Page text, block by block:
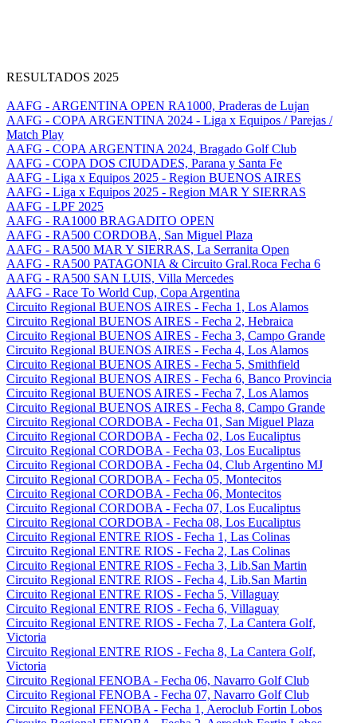
RESULTADOS 2025
AAFG - ARGENTINA OPEN RA1000, Praderas de Lujan
AAFG - COPA ARGENTINA 2024 - Liga x Equipos / Parejas /
Match Play
AAFG - COPA ARGENTINA 2024, Bragado Golf Club
AAFG - COPA DOS CIUDADES, Parana y Santa Fe
AAFG - Liga x Equipos 2025 - Region BUENOS AIRES
AAFG - Liga x Equipos 2025 - Region MAR Y SIERRAS
AAFG - LPF 2025
AAFG - RA1000 BRAGADITO OPEN
AAFG - RA500 CORDOBA, San Miguel Plaza
AAFG - RA500 MAR Y SIERRAS, La Serranita Open
AAFG - RA500 PATAGONIA & Circuito Gral.Roca Fecha 6
AAFG - RA500 SAN LUIS, Villa Mercedes
AAFG - Race To World Cup, Copa Argentina
Circuito Regional BUENOS AIRES - Fecha 1, Los Alamos
Circuito Regional BUENOS AIRES - Fecha 2, Hebraica
Circuito Regional BUENOS AIRES - Fecha 3, Campo Grande
Circuito Regional BUENOS AIRES - Fecha 4, Los Alamos
Circuito Regional BUENOS AIRES - Fecha 5, Smithfield
Circuito Regional BUENOS AIRES - Fecha 6, Banco Provincia
Circuito Regional BUENOS AIRES - Fecha 7, Los Alamos
Circuito Regional BUENOS AIRES - Fecha 8, Campo Grande
Circuito Regional CORDOBA - Fecha 01, San Miguel Plaza
Circuito Regional CORDOBA - Fecha 02, Los Eucaliptus
Circuito Regional CORDOBA - Fecha 03, Los Eucaliptus
Circuito Regional CORDOBA - Fecha 04, Club Argentino MJ
Circuito Regional CORDOBA - Fecha 05, Montecitos
Circuito Regional CORDOBA - Fecha 06, Montecitos
Circuito Regional CORDOBA - Fecha 07, Los Eucaliptus
Circuito Regional CORDOBA - Fecha 08, Los Eucaliptus
Circuito Regional ENTRE RIOS - Fecha 1, Las Colinas
Circuito Regional ENTRE RIOS - Fecha 2, Las Colinas
Circuito Regional ENTRE RIOS - Fecha 3, Lib.San Martin
Circuito Regional ENTRE RIOS - Fecha 4, Lib.San Martin
Circuito Regional ENTRE RIOS - Fecha 5, Villaguay
Circuito Regional ENTRE RIOS - Fecha 6, Villaguay
Circuito Regional ENTRE RIOS - Fecha 7, La Cantera Golf,
Victoria
Circuito Regional ENTRE RIOS - Fecha 8, La Cantera Golf,
Victoria
Circuito Regional FENOBA - Fecha 06, Navarro Golf Club
Circuito Regional FENOBA - Fecha 07, Navarro Golf Club
Circuito Regional FENOBA - Fecha 1, Aeroclub Fortin Lobos